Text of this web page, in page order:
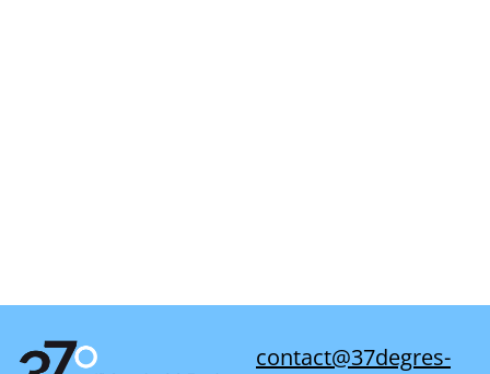
contact@37degres-